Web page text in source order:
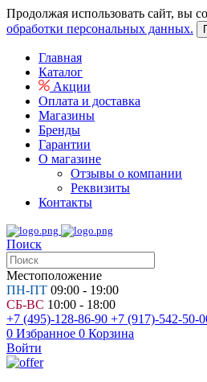
Продолжая использовать сайт, вы
обработки персональных данных.
Главная
Каталог
Акции
Оплата и доставка
Магазины
Бренды
Гарантии
О магазине
Отзывы о компании
Реквизиты
Контакты
Поиск
Местоположение
ПН-ПТ 09:00 - 19:00
СБ-ВС 10:00 - 18:00
+7 (495)-128-86-90 +7 (917)-542-50-
0 Избранное 0 Корзина
Войти